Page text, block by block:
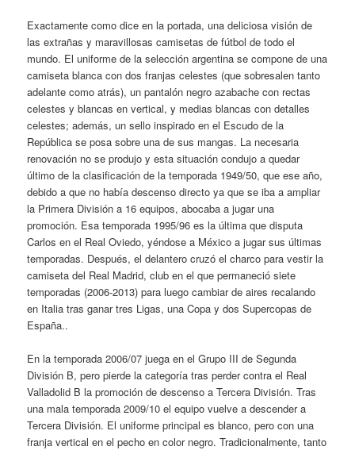
Exactamente como dice en la portada, una deliciosa visión de
las extrañas y maravillosas camisetas de fútbol de todo el
mundo. El uniforme de la selección argentina se compone de una
camiseta blanca con dos franjas celestes (que sobresalen tanto
adelante como atrás), un pantalón negro azabache con rectas
celestes y blancas en vertical, y medias blancas con detalles
celestes; además, un sello inspirado en el Escudo de la
República se posa sobre una de sus mangas. La necesaria
renovación no se produjo y esta situación condujo a quedar
último de la clasificación de la temporada 1949/50, que ese año,
debido a que no había descenso directo ya que se iba a ampliar
la Primera División a 16 equipos, abocaba a jugar una
promoción. Esa temporada 1995/96 es la última que disputa
Carlos en el Real Oviedo, yéndose a México a jugar sus últimas
temporadas. Después, el delantero cruzó el charco para vestir la
camiseta del Real Madrid, club en el que permaneció siete
temporadas (2006-2013) para luego cambiar de aires recalando
en Italia tras ganar tres Ligas, una Copa y dos Supercopas de
España..
En la temporada 2006/07 juega en el Grupo III de Segunda
División B, pero pierde la categoría tras perder contra el Real
Valladolid B la promoción de descenso a Tercera División. Tras
una mala temporada 2009/10 el equipo vuelve a descender a
Tercera División. El uniforme principal es blanco, pero con una
franja vertical en el pecho en color negro. Tradicionalmente, tanto